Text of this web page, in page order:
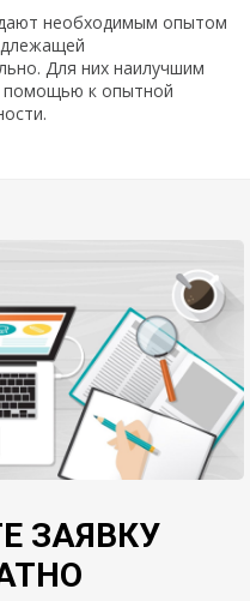
необходимым опытом
Для них наилучшим
помощью к опытной
ЗАЯВКУ